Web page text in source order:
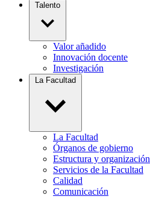
Talento
Valor añadido
Innovación docente
Investigación
La Facultad
La Facultad
Órganos de gobierno
Estructura y organización
Servicios de la Facultad
Calidad
Comunicación